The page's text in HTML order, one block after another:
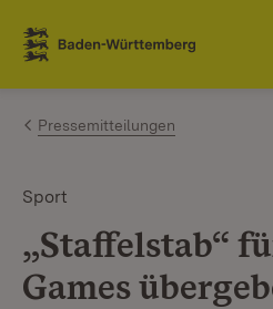
Zum Inhalt springen
Link zur Startseite
Pressemitteilungen
Sport
„Staffelstab“
Games